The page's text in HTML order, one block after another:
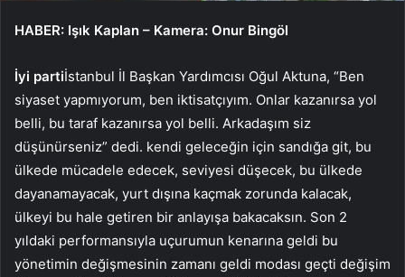
HABER: Işık Kaplan – Kamera: Onur Bingöl
İyi partiİstanbul İl Başkan Yardımcısı Oğul Aktuna, “Ben
siyaset yapmıyorum, ben iktisatçıyım. Onlar kazanırsa yol
belli, bu taraf kazanırsa yol belli. Arkadaşım siz
düşünürseniz” dedi. kendi geleceğin için sandığa git, bu
ülkede mücadele edecek, seviyesi düşecek, bu ülkede
dayanamayacak, yurt dışına kaçmak zorunda kalacak,
ülkeyi bu hale getiren bir anlayışa bakacaksın. Son 2
yıldaki performansıyla uçurumun kenarına geldi bu
yönetimin değişmesinin zamanı geldi modası geçti değişim